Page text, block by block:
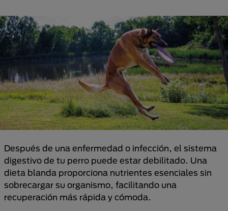
Después de una enfermedad o infección, el sistema
digestivo de tu perro puede estar debilitado. Una
dieta blanda proporciona nutrientes esenciales sin
sobrecargar su organismo, facilitando una
recuperación más rápida y cómoda.